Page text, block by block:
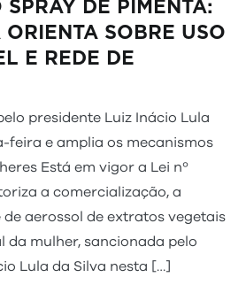
SPRAY DE PIMENTA:
ORIENTA SOBRE USO
E REDE DE
presidente Luiz Inácio Lula
feira e amplia os mecanismos
Está em vigor a Lei nº
a comercialização, a
de aerossol de extratos vegetais
da mulher, sancionada pelo
Lula da Silva nesta […]